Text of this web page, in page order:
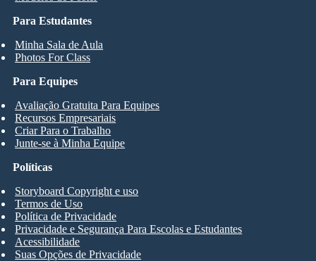
Para Estudantes
Minha Sala de Aula
Photos For Class
Para Equipes
Avaliação Gratuita Para Equipes
Recursos Empresariais
Criar Para o Trabalho
Junte-se à Minha Equipe
Políticas
Storyboard Copyright e uso
Termos de Uso
Política de Privacidade
Privacidade e Segurança Para Escolas e Estudantes
Acessibilidade
Suas Opções de Privacidade